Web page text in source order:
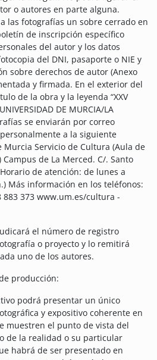
o autores en parte alguna.
las fotografías un sobre cerrado en
de inscripción específico
del autor y los datos
del DNI, pasaporte o NIE y
sobre derechos de autor (Anexo
y firmada. En el exterior del
de la obra y la leyenda “XXV
DE MURCIA/LA
se enviarán por correo
a la siguiente
Servicio de Cultura (Aula de
de La Merced. C/. Santo
de atención: de lunes a
Más información en los teléfonos:
883 373 www.um.es/cultura -
el número de registro
o proyecto y lo remitirá
uno de los autores.
producción:
podrá presentar un único
y expositivo coherente en
muestren el punto de vista del
de la realidad o su particular
habrá de ser presentado en